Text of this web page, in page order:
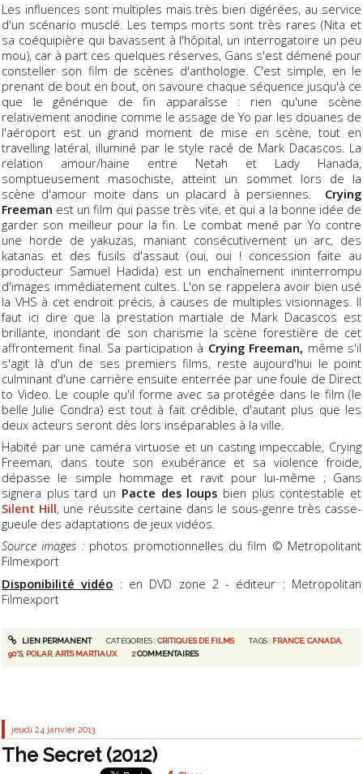
Les influences sont multiples mais très bien digérées, au service
d'un scénario musclé. Les temps morts sont très rares (Nita et
sa coéquipière qui bavassent à l'hôpital, un interrogatoire un peu
mou), car à part ces quelques réserves, Gans s'est démené pour
consteller son film de scènes d'anthologie. C'est simple, en le
prenant de bout en bout, on savoure chaque séquence jusqu'à ce
que le générique de fin apparaîsse : rien qu'une scène
relativement anodine comme le assage de Yo par les douanes de
l'aéroport est un grand moment de mise en scène, tout en
travelling latéral, illuminé par le style racé de Mark Dacascos. La
relation amour/haine entre Netah et Lady Hanada,
somptueusement masochiste, atteint un sommet lors de la
scène d'amour moite dans un placard à persiennes. Crying
Freeman est un film qui passe très vite, et qui a la bonne idée de
garder son meilleur pour la fin. Le combat mené par Yo contre
une horde de yakuzas, maniant consécutivement un arc, des
katanas et des fusils d'assaut (oui, oui ! concession faite au
producteur Samuel Hadida) est un enchaînement ininterrompu
d'images immédiatement cultes. L'on se rappelera avoir bien usé
la VHS à cet endroit précis, à causes de multiples visionnages. Il
faut ici dire que la prestation martiale de Mark Dacascos est
brillante, inondant de son charisme la scène forestière de cet
affrontement final. Sa participation à Crying Freeman, même s'il
s'agit là d'un de ses premiers films, reste aujourd'hui le point
culminant d'une carrière ensuite enterrée par une foule de Direct
to Video. Le couple qu'il forme avec sa protégée dans le film (le
belle Julie Condra) est tout à fait crédible, d'autant plus que les
deux acteurs seront dès lors inséparables à la ville.
Habité par une caméra virtuose et un casting impeccable, Crying
Freeman, dans toute son exubérance et sa violence froide,
dépasse le simple hommage et ravit pour lui-même ; Gans
signera plus tard un Pacte des loups bien plus contestable et
Silent Hill, une réussite certaine dans le sous-genre très casse-
gueule des adaptations de jeux vidéos.
Source images : photos promotionnelles du film © Metropolitant
Filmexport
Disponibilité vidéo : en DVD zone 2 - éditeur : Metropolitan
Filmexport
LIEN PERMANENT CATÉGORIES :CRITIQUES DE FILMS TAGS : FRANCE ,CANADA
90'S, POLAR,ARTS MARTIAUX 2COMMENTAIRES
jeudi 24 janvier 2013
The Secret (2012)